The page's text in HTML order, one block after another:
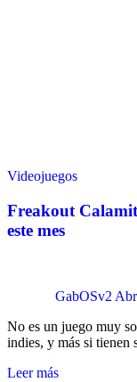
Videojuegos
Freakout
este mes
GabOSv2
No es un juego muy
indies, y más si
Leer más